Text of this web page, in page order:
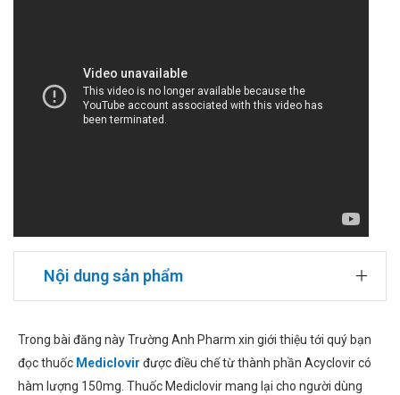
Nội dung sản phẩm
Trong bài đăng này Trường Anh Pharm xin giới thiệu tới quý bạn
đọc thuốc Mediclovir được điều chế từ thành phần Acyclovir có
hàm lượng 150mg. Thuốc Mediclovir mang lại cho người dùng